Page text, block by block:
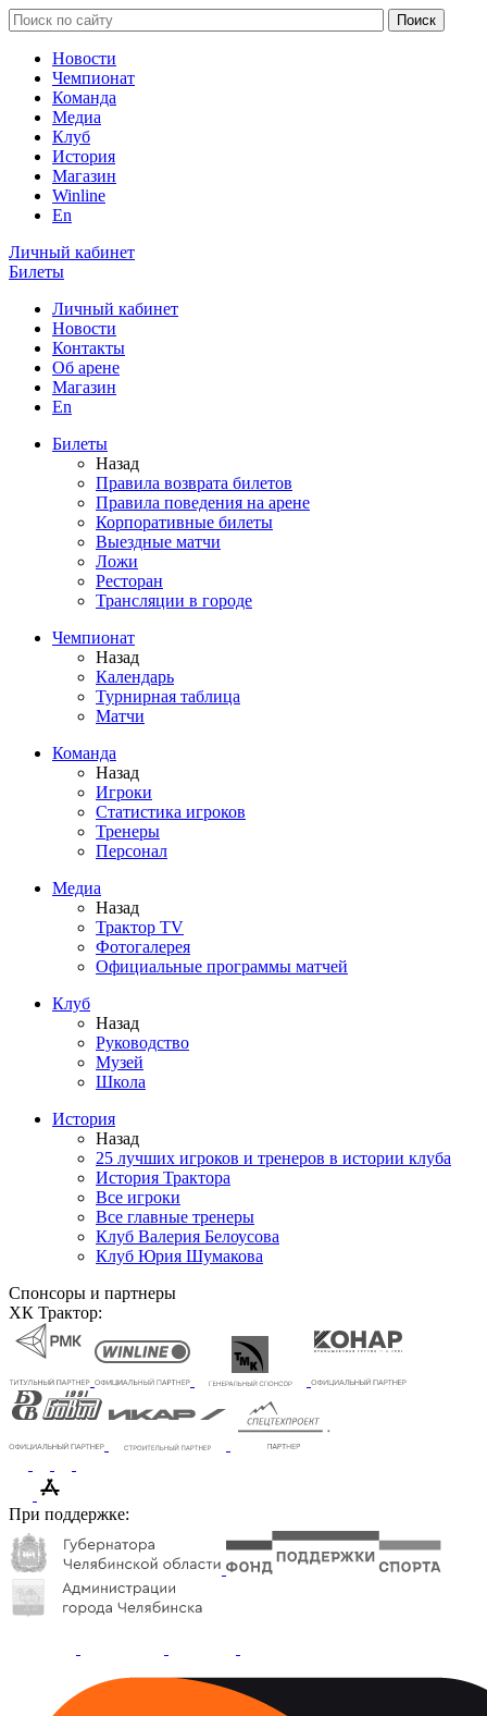
Новости
Чемпионат
Команда
Медиа
Клуб
История
Магазин
Winline
En
Личный кабинет
Билеты
Личный кабинет
Новости
Контакты
Об арене
Магазин
En
Билеты
Назад
Правила возврата билетов
Правила поведения на арене
Корпоративные билеты
Выездные матчи
Ложи
Ресторан
Трансляции в городе
Чемпионат
Назад
Календарь
Турнирная таблица
Матчи
Команда
Назад
Игроки
Статистика игроков
Тренеры
Персонал
Медиа
Назад
Трактор TV
Фотогалерея
Официальные программы матчей
Клуб
Назад
Руководство
Музей
Школа
История
Назад
25 лучших игроков и тренеров в истории клуба
История Трактора
Все игроки
Все главные тренеры
Клуб Валерия Белоусова
Клуб Юрия Шумакова
Спонсоры и партнеры
ХК Трактор:
При поддержке: